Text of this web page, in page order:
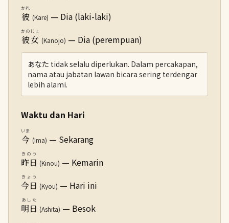
彼
かれ
(Kare) — Dia (laki-laki)
彼女
かのじょ
(Kanojo) — Dia (perempuan)
あなた tidak selalu diperlukan. Dalam percakapan,
nama atau jabatan lawan bicara sering terdengar
lebih alami.
Waktu dan Hari
今
いま
(Ima) — Sekarang
昨日
きのう
(Kinou) — Kemarin
今日
きょう
(Kyou) — Hari ini
明日
あした
(Ashita) — Besok